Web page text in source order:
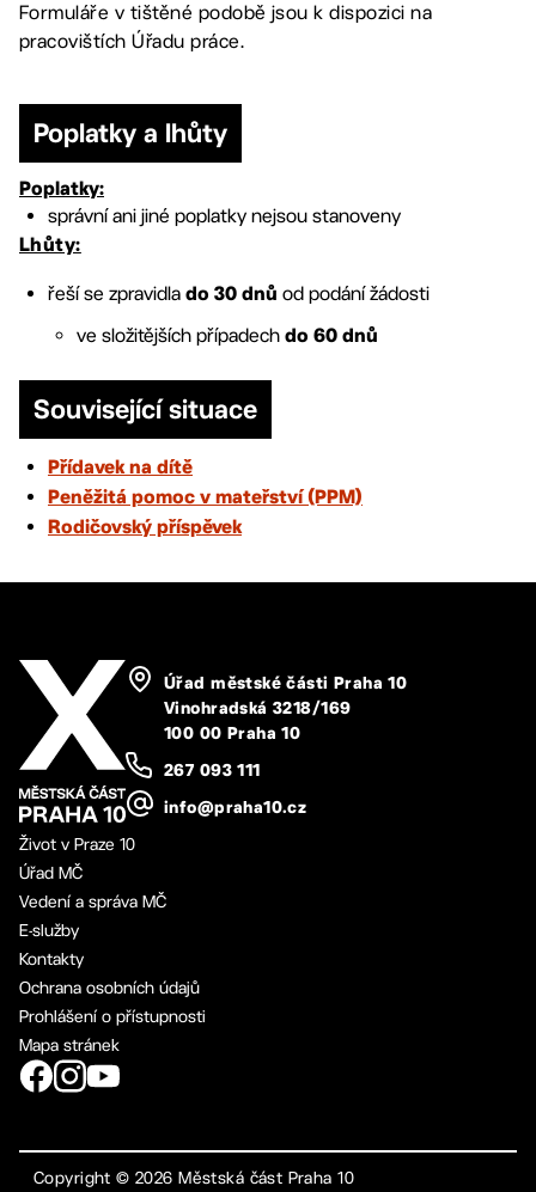
Formuláře v tištěné podobě jsou k dispozici na
pracovištích Úřadu práce.
Poplatky a lhůty
Poplatky:
správní ani jiné poplatky nejsou stanoveny
Lhůty:
řeší se zpravidla do 30 dnů od podání žádosti
ve složitějších případech do 60 dnů
Související situace
Přídavek na dítě
Peněžitá pomoc v mateřství (PPM)
Rodičovský příspěvek
Úřad městské části Praha 10
Vinohradská 3218/169
100 00 Praha 10
267 093 111
info@praha10.cz
Život v Praze 10
Úřad MČ
Vedení a správa MČ
E-služby
Kontakty
Ochrana osobních údajů
Prohlášení o přístupnosti
Mapa stránek
Copyright ©2026 Městská část Praha 10